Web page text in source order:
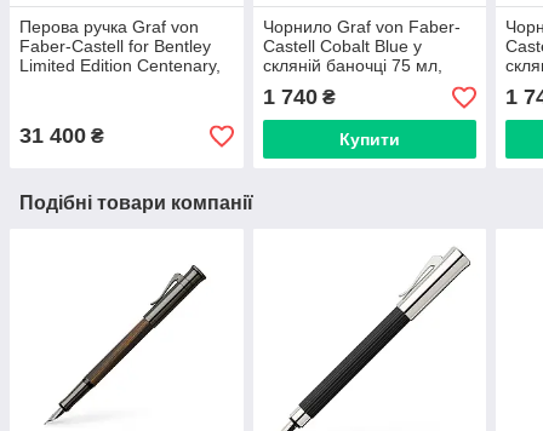
Перова ручка Graf von
Faber-Castell for Bentley
Limited Edition Centenary,
31 400 ₴
Чорнило Graf von Faber-
Castell Cobalt Blue у
скляній баночці 75 мл,
колір синій кобальт
(перманент), 141001
1 740₴
Купити
1
Подібні товари компанії